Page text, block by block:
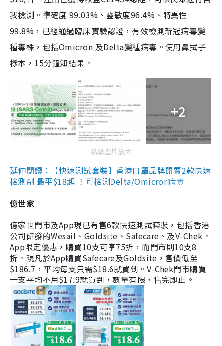
我檢測。準確度 99.03%、靈敏度96.4%、特異性
99.8%，已經通過臨床實驗認證，有效檢測新冠病毒變
種毒株，包括Omicron 及Delta變種病毒。使用鼻拭子
樣本，15分鐘知結果。
+2
點擊圖片放大
延伸閱讀：【快速測試套裝】香港口罩品牌開賣2款快速
檢測劑 最平$18起 ！可檢測Delta/Omicron病毒
億世家
億家世門市及App現已有售6款快速測試套裝，包括香港
公司研發的Wesail、Goldsite、Safecare、及V-Chek。
App限定優惠，購買10支可享75折，而門市則10支8
折。現凡於App購買Safecare及Goldsite，售價低至
$186.7，平均每支只需$18.6就買到。V-Chek門市購買
一支平均不用$17.9就買到，數量有限，售完即止。